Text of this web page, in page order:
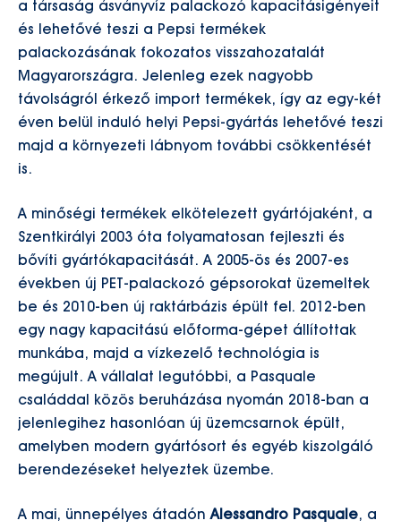
a társaság ásványvíz palackozó kapacitásigényeit
és lehetővé teszi a Pepsi termékek
palackozásának fokozatos visszahozatalát
Magyarországra. Jelenleg ezek nagyobb
távolságról érkező import termékek, így az egy-két
éven belül induló helyi Pepsi-gyártás lehetővé teszi
majd a környezeti lábnyom további csökkentését
is.
A minőségi termékek elkötelezett gyártójaként, a
Szentkirályi 2003 óta folyamatosan fejleszti és
bővíti gyártókapacitását. A 2005-ös és 2007-es
években új PET-palackozó gépsorokat üzemeltek
be és 2010-ben új raktárbázis épült fel. 2012-ben
egy nagy kapacitású előforma-gépet állítottak
munkába, majd a vízkezelő technológia is
megújult. A vállalat legutóbbi, a Pasquale
családdal közös beruházása nyomán 2018-ban a
jelenlegihez hasonlóan új üzemcsarnok épült,
amelyben modern gyártósort és egyéb kiszolgáló
berendezéseket helyeztek üzembe.
A mai, ünnepélyes átadónAlessandro Pasquale, a